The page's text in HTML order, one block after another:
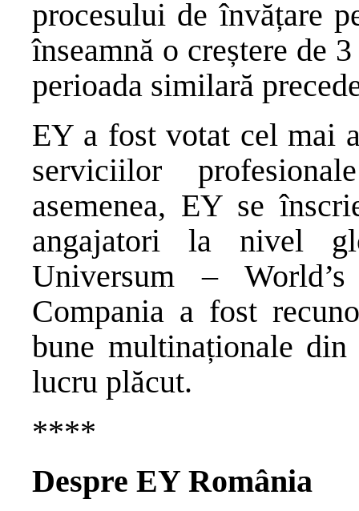
procesului de învățare
înseamnă o creștere de
perioada similară
EY a fost votat cel mai
serviciilor
asemenea, EY se
angajatori la nivel
Universum –
Compania a fost
bune multinaționale
lucru plăcut.
****
Despre EY România